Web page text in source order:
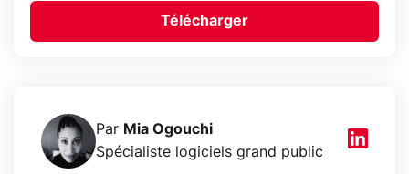
Télécharger
Par Mia Ogouchi
Spécialiste logiciels grand public